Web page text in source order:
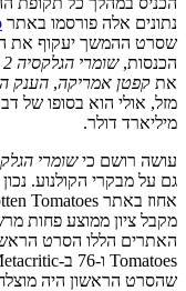
נתונים אלה פורסמו באתר
שסרט ההמשך יעקוף את
הכנסות,שומרי הגלקסיה 2
את קפטן אמריקה, הענק
מזל, אולי הוא בסופו של
מיליארד דולר.
עושה רושם כישומרי
שהסרט הראשון היה